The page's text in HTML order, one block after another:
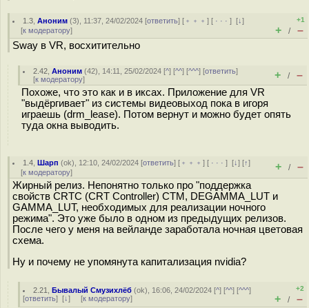
1.3 ,Аноним (3), 11:37, 24/02/2024 [ответить] [ ﹢﹢﹢] [ · · ·][↓]
[к модератору]
+1
+ / –
Sway в VR, восхитительно
2.42 ,Аноним (42), 14:11, 25/02/2024 [^] [^^] [^^^] [ответить]
[к модератору] + / –
Похоже, что это как и в иксах. Приложение для VR
"выдёргивает" из системы видеовыход пока в игоря
играешь (drm_lease). Потом вернут и можно будет опять
туда окна выводить.
1.4 ,Шарп (ok), 12:10, 24/02/2024 [ответить] [ ﹢﹢﹢] [ · · ·][↓] [↑]
[к модератору] + / –
Жирный релиз. Непонятно только про "поддержка
свойств CRTC (CRT Controller) CTM, DEGAMMA_LUT и
GAMMA_LUT, необходимых для реализации ночного
режима". Это уже было в одном из предыдущих релизов.
После чего у меня на вейланде заработала ночная цветовая
схема.
Ну и почему не упомянута капитализация nvidia?
2.21 ,Бывалый Смузихлёб (ok), 16:06, 24/02/2024 [^] [^^] [^^^]
[ответить] [↓] [к модератору]
+2
+ / –